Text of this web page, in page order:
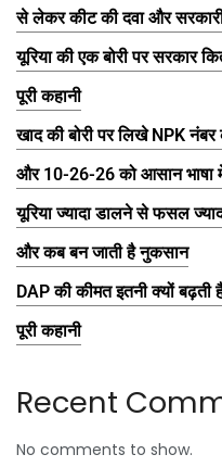
से लेकर कीट की दवा और
यूरिया की एक बोरी पर सरकार
पूरी कहानी
खाद की बोरी पर लिखे NPK
और 10-26-26 को आसान भाषा
यूरिया ज्यादा डालने से फसल
और कब बन जाती है नुकसान
DAP की कीमत इतनी क्यों
पूरी कहानी
Recent
No comments to show.